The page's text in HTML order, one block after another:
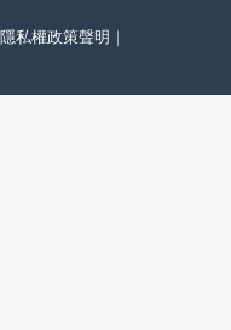
隱私權政策聲明 ｜